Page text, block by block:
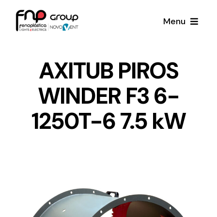
Menu
Noticias
Proyectos
AXITUB PIROS
WINDER F3 6-
1250T-6 7.5 kW